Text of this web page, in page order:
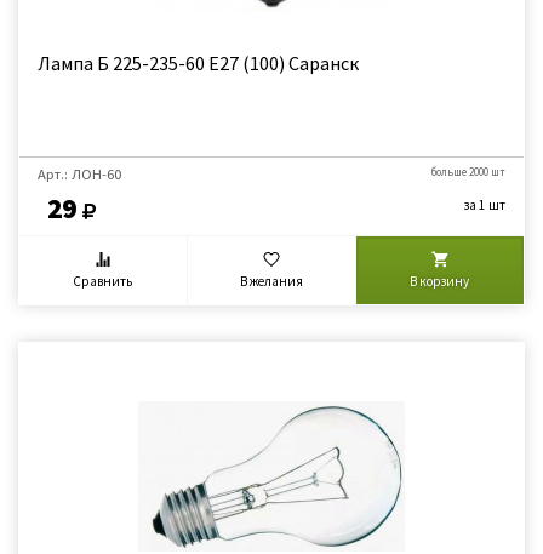
Лампа Б 225-235-60 Е27 (100) Саранск
Арт.: ЛОН-60
29
больше 2000 шт
за 1 шт
Сравнить В желания В корзину